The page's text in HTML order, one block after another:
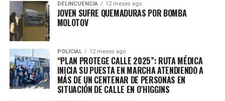
DELINCUENCIA 12 meses ago
JOVEN SUFRE QUEMADURAS POR BOMBA
MOLOTOV
POLICIAL 12 meses ago
“PLAN PROTEGE CALLE 2025”: RUTA MÉDICA
INICIA SU PUESTA EN MARCHA ATENDIENDO A
MÁS DE UN CENTENAR DE PERSONAS EN
SITUACIÓN DE CALLE EN O’HIGGINS